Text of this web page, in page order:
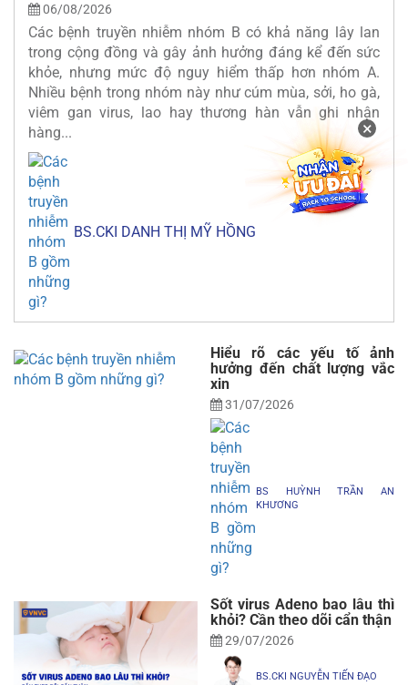
06/08/2026
Các bệnh truyền nhiễm nhóm B có khả năng lây lan
trong cộng đồng và gây ảnh hưởng đáng kể đến sức
khỏe, nhưng mức độ nguy hiểm thấp hơn nhóm A.
Nhiều bệnh trong nhóm này như cúm mùa, sởi, ho gà,
viêm gan virus, lao hay thương hàn vẫn ghi nhận
hàng...
BS.CKI DANH THỊ MỸ HỒNG
Hiểu rõ các yếu tố ảnh
hưởng đến chất lượng vắc
xin
31/07/2026
BS HUỲNH TRẦN AN
KHƯƠNG
Sốt virus Adeno bao lâu thì
khỏi? Cần theo dõi cẩn thận
29/07/2026
BS.CKI NGUYỄN TIẾN ĐẠO
×